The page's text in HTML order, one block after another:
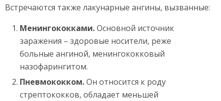
Встречаются также лакунарные ангины, вызванные:
Менингококками.Основной источник
заражения – здоровые носители, реже
больные ангиной, менингококковый
назофарингитом.
Пневмококком.Он относится к роду
стрептококков, обладает меньшей